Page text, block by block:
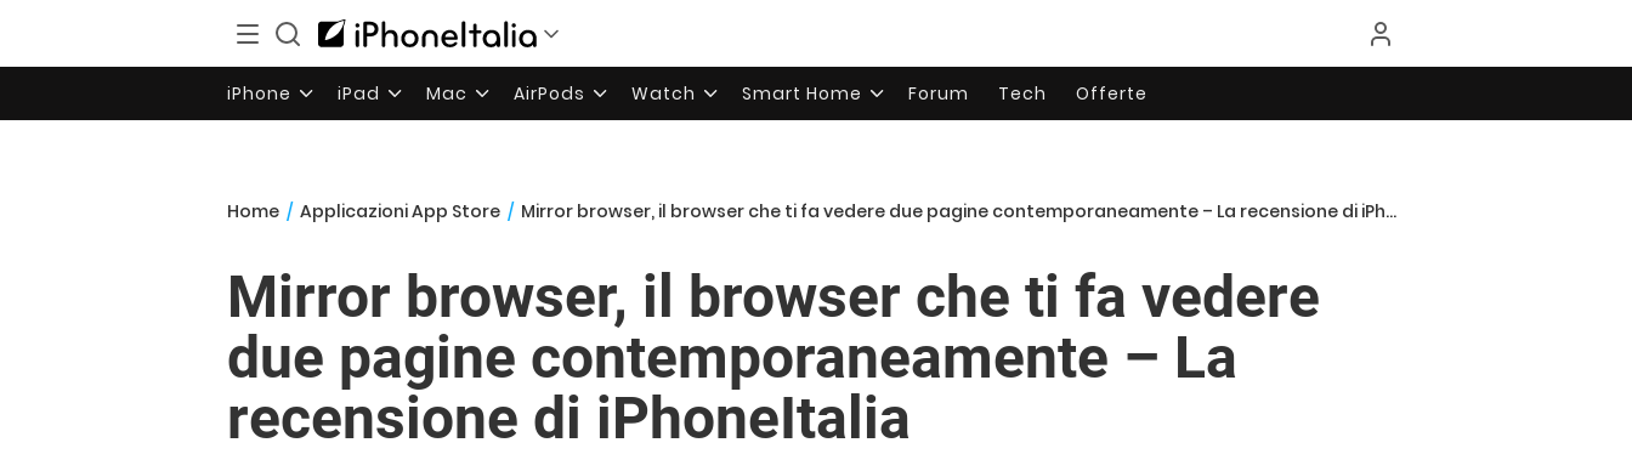
iPhone iPad Mac AirPods Watch Smart Home Forum Tech Offerte
Home / Applicazioni App Store / Mirror browser, il browser che ti fa vedere due pagine contemporaneamente – La recensione di iPhoneItalia
Mirror browser, il browser che ti fa vedere
due pagine contemporaneamente – La
recensione di iPhoneItalia